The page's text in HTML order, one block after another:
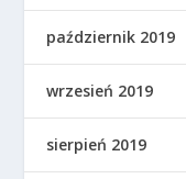
październik 2019
wrzesień 2019
sierpień 2019